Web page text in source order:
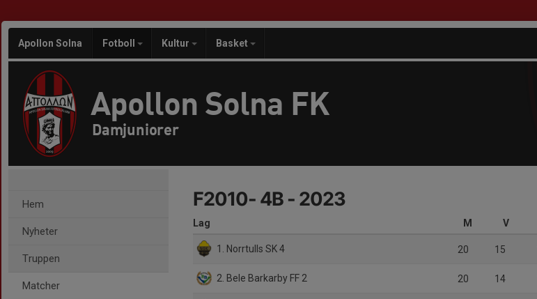
Apollon Solna Fotboll Kultur Basket
Apollon Solna FK
Damjuniorer
Hem
Nyheter
Truppen
Matcher
F2010- 4B - 2023
Lag M V
1. Norrtulls SK 4 20 15
2. Bele Barkarby FF 2 20 14